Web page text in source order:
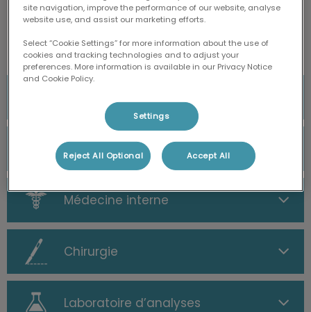
Urgences
Médecine interne
Chirurgie
Laboratoire d’analyses
site navigation, improve the performance of our website, analyse
website use, and assist our marketing efforts.
Select “Cookie Settings” for more information about the use of
cookies and tracking technologies and to adjust your
preferences. More information is available in our Privacy Notice
and Cookie Policy.
Settings
Reject All Optional Accept All